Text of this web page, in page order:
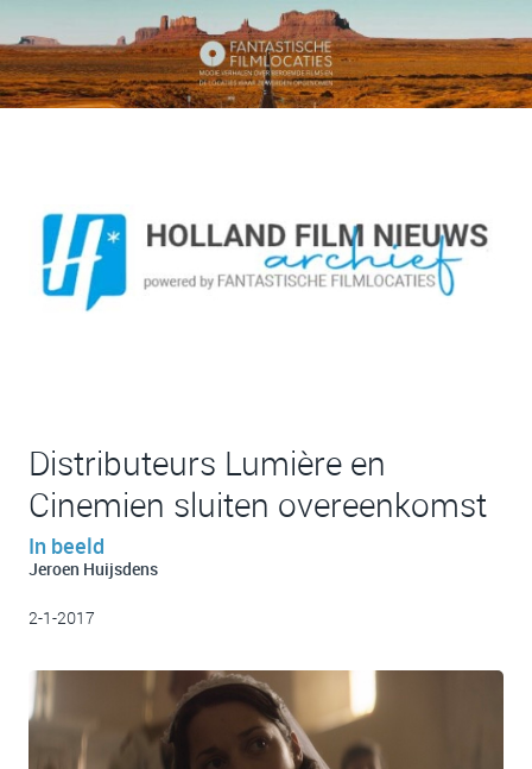
Distributeurs Lumière en
Cinemien sluiten overeenkomst
In beeld
Jeroen Huijsdens
2-1-2017